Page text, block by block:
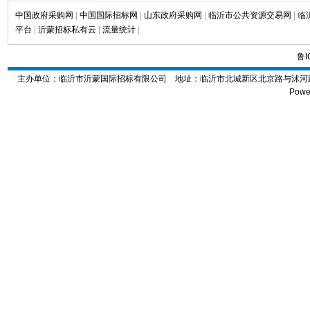
中国政府采购网 中国国际招标网 山东政府采购网 临沂市公共资源交易网
临
平台
沂蒙招标私有云 流量统计
鲁
主办单位：临沂市沂蒙国际招标有限公司 地址： 临沂市北城新区北京路与沭河